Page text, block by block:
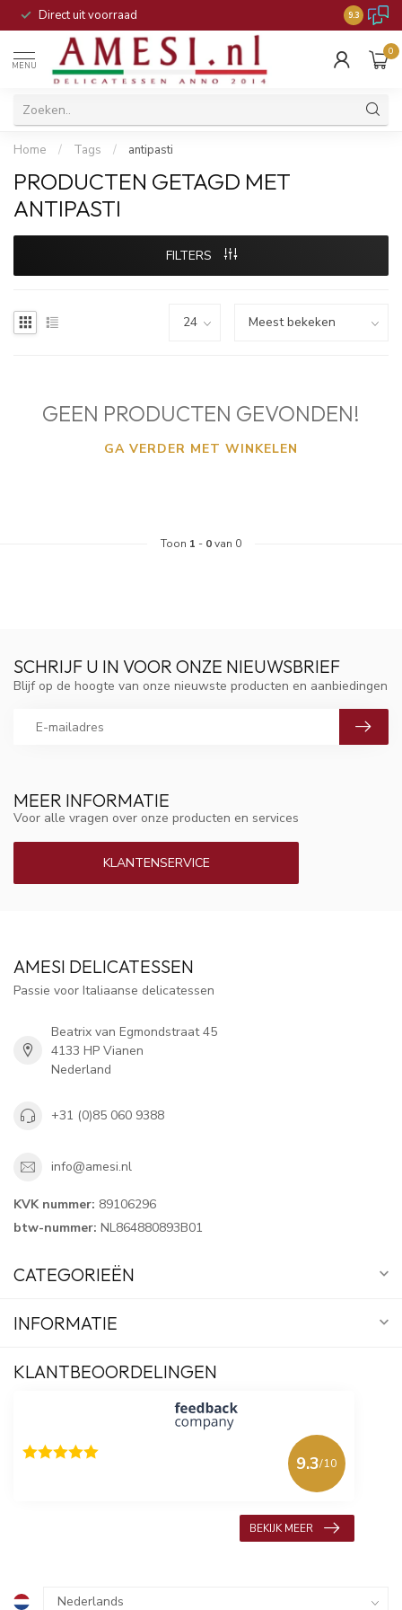
Direct uit voorraad 9.3
MENU
0
Home / Tags / antipasti
PRODUCTEN GETAGD MET
ANTIPASTI
FILTERS
GEEN PRODUCTEN GEVONDEN!
GA VERDER MET WINKELEN
Toon 1 - 0van 0
MEER INFORMATIE
Voor alle vragen over onze producten en services
KLANTENSERVICE
SCHRIJF U IN VOOR ONZE NIEUWSBRIEF
Blijf op de hoogte van onze nieuwste producten en aanbiedingen
AMESI DELICATESSEN
Passie voor Italiaanse delicatessen
Beatrix van Egmondstraat 45
4133 HP Vianen
Nederland
+31 (0)85 060 9388
info@amesi.nl
KVK nummer: 89106296
btw-nummer: NL864880893B01
CATEGORIEËN
INFORMATIE
KLANTBEOORDELINGEN
9.3/10
BEKIJK MEER